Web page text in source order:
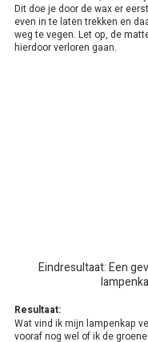
Dit doe je door de wax er
even in te laten trekken en
weg te vegen. Let op, de
hierdoor verloren gaan.
Eindresultaat: Een
Resultaat:
Wat vind ik mijn lampenkap
vooraf nog wel of ik de